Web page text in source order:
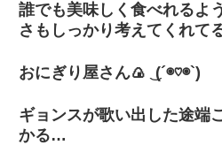
誰でも美味しく食べれるよ
さもしっかり考えてくれて
おにぎり屋さん🍙 ͜ (´◉♡◉`)
ギョンスが歌い出した途端
かる…